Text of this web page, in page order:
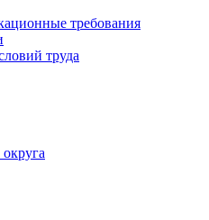
требования
труда